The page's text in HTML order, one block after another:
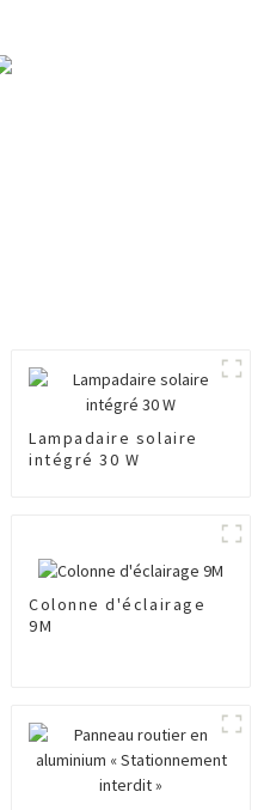
Lampadaire solaire
intégré 30 W
Colonne d'éclairage
9M